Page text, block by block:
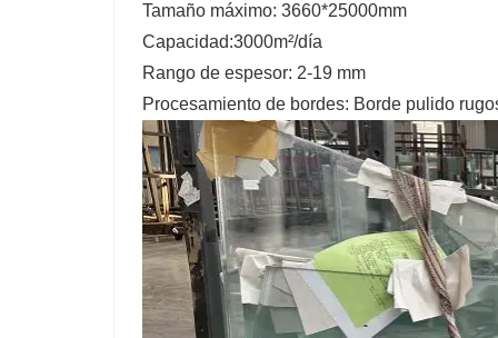
Tamaño máximo: 3660*25000mm
Capacidad:3000m²/día
Rango de espesor: 2-19 mm
Procesamiento de bordes: Borde pulido